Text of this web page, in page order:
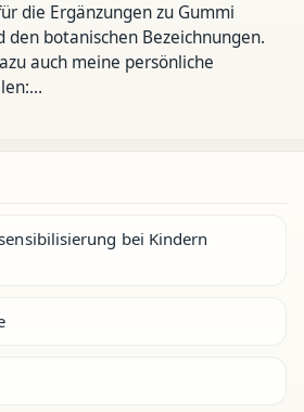
die Ergänzungen zu Gummi
den botanischen Bezeichnungen.
auch meine persönliche
bei Kindern